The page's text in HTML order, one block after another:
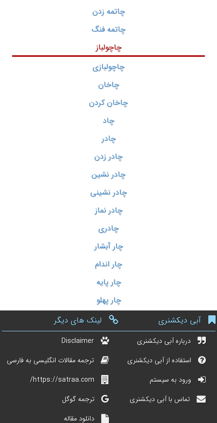
چاتمه زدن
چاتمه فنگ
چاچولباز
چاچولبازی
چاخان
چاخان کردن
چاد
چادر
چادر زدن
چادر نشین
چادر نشینی
چادر نماز
چادری
چار آبشار
چار اندام
چار پایه
چار پهلو
آبی دیکشنری
درباره آبی دیکشنری
استفاده از آبی دیکشنری
ورود به سیستم
تماس با آبی دیکشنری
لینک های دیگر
Disclaimer
ترجمه مقالات انگلیسی به فارسی
https://satraa.com/
ترجمه گوگل
دانلود مقاله